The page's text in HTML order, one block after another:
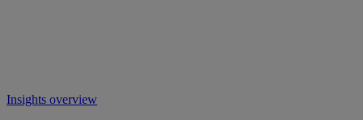
Insights overview